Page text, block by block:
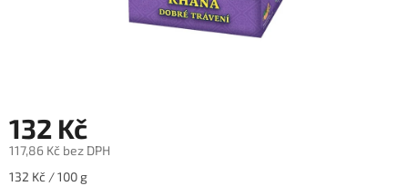
132 Kč
117,86 Kč bez DPH
Měrná
132 Kč / 100 g